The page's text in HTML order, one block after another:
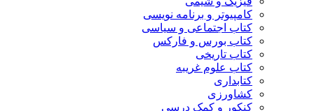
کامپیوتر و برنامه نویسی
کتاب اجتماعی و سیاسی
کتاب بورس و فارکس
کتاب تاریخی
کتاب علوم غریبه
کتابداری
کشاورزی
کنکور و کمک‌ درسی